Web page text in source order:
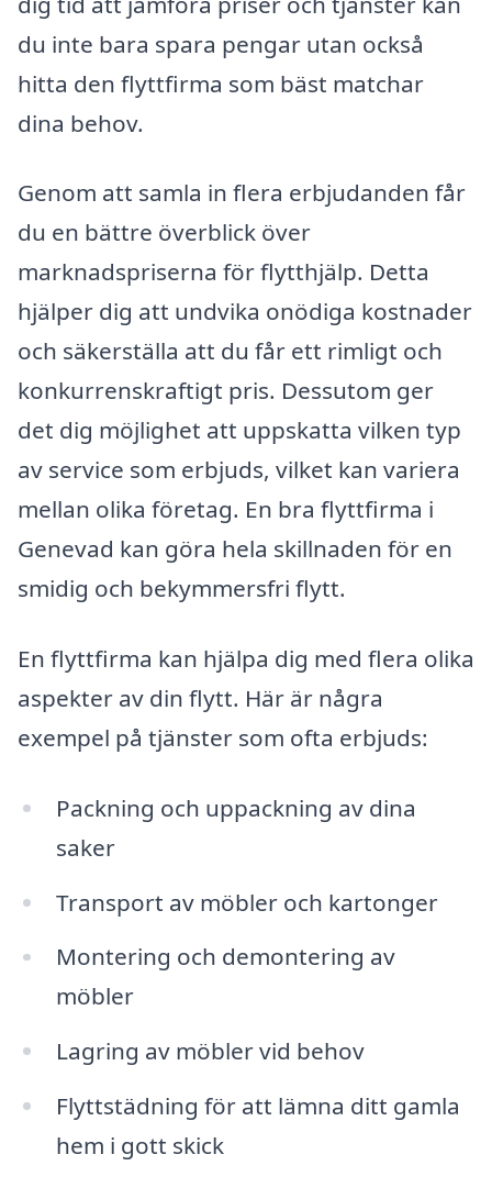
du inte bara spara pengar utan också
hitta den flyttfirma som bäst matchar
dina behov.
Genom att samla in flera erbjudanden får
du en bättre överblick över
marknadspriserna för flytthjälp. Detta
hjälper dig att undvika onödiga kostnader
och säkerställa att du får ett rimligt och
konkurrenskraftigt pris. Dessutom ger
det dig möjlighet att uppskatta vilken typ
av service som erbjuds, vilket kan variera
mellan olika företag. En bra flyttfirma i
Genevad kan göra hela skillnaden för en
smidig och bekymmersfri flytt.
En flyttfirma kan hjälpa dig med flera olika
aspekter av din flytt. Här är några
exempel på tjänster som ofta erbjuds:
Packning och uppackning av dina
saker
Transport av möbler och kartonger
Montering och demontering av
möbler
Lagring av möbler vid behov
Flyttstädning för att lämna ditt gamla
hem i gott skick